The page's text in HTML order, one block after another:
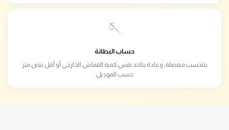
🪡
حساب البطانة
بتتحسب منفصلة، وعادة بتاخد نفس كمية القماش الخارجي أو أقل بنص متر
حسب الموديل